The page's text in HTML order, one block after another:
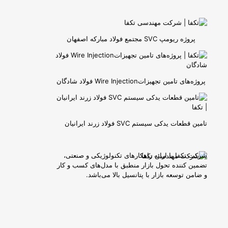
پروژه ریومپ SVC مجتمع فولاد مبارکه اصفهان
پروژه‌های تامین تجهیزاتWire Injection فولاد شادگان
تامین قطعات یدکی سیستم SVC فولاد زرند ایرانیان
شرکت تکفا با ارائه راهکارهای تکنولوژیکی و صنعتی،
تضمین کننده تحول بازار منطبق با مدل‌های کسب و کار
و ضامن توسعه بازار با پتانسیل بالا می‌باشد.